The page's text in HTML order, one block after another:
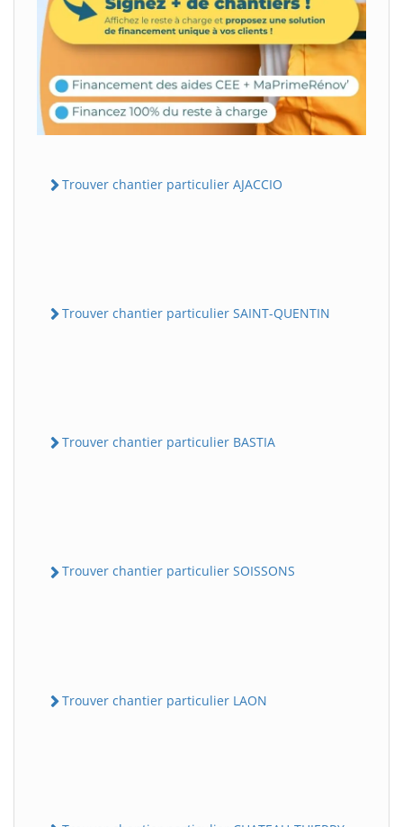
Trouver chantier particulier AJACCIO
Trouver chantier particulier SAINT-QUENTIN
Trouver chantier particulier BASTIA
Trouver chantier particulier SOISSONS
Trouver chantier particulier LAON